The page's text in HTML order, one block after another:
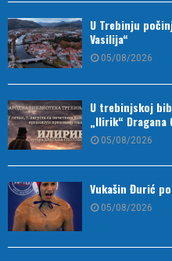
U Trebinju
Vasilija“
05/08/2026
U trebinjskoj
„Ilirik“ Dragana
05/08/2026
Vukašin Đurić
05/08/2026